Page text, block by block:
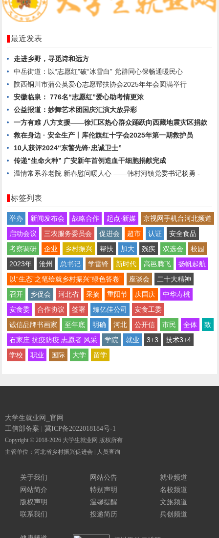
最近发表
走进乡野，寻觅诗和远方
中岳街道：以“志愿红”破“冰雪白” 党群同心保畅通暖民心
陕西铜川市蒲公英爱心志愿帮扶协会2025年年会圆满举行
安徽临泉： 776名“志愿红”爱心助考情更浓
公益报道：妙舞艺术团国庆汇演大放异彩
一方有难 八方支援——徐汇区热心群众踊跃向西藏地震灾区捐款
救在身边 · 安全生产丨库伦旗红十字会2025年第一期救护员
10人获评2024“东警先锋·忠诚卫士”
传递“生命火种” 广安新年首例造血干细胞捐献完成
温情常系养老院 新春慰问暖人心 ——韩村河镇党委书记杨勇 -
标签列表
举办 新闻发布会 战略合作 起点∙新媒
京视网手机台河北频道
启动会议
三农服务委员会 促进会 超市 认证
安全食品
考察调研
企业 乡村振兴 帮扶 加大 残疾 双选会
校园
2023年
沧州 总书记 学雷锋 新时代 高邑腾飞
扬帆起航
以“生态”之笔绘就乡村振兴“绿色答卷”
座谈会
二十大精神
召开
乡促会 河北省 采摘 重阳节 庆国庆
中华寿桃
安食委
合作协议 签署 臻亿佳公司
安食工委
诚信品牌书画家
至年底 明确 河北 公开信 市民 全体
致
石家庄 抗疫防疫 志愿者 风采
学院 就业 3+3
技术3+4
学校
职业 国际 大学 留学
大学生就业网_官网
工信部备案 冀ICP备2022018184号-1
Copyright © 2018-2026 大学生就业网 版权所有
主管单位：河北省乡村振兴促进会
人员查询
关于我们
网站简介
版权声明
联系我们
网站公告
特别声明
温馨提醒
投递简历
就业频道
名校频道
文旅频道
兵创频道